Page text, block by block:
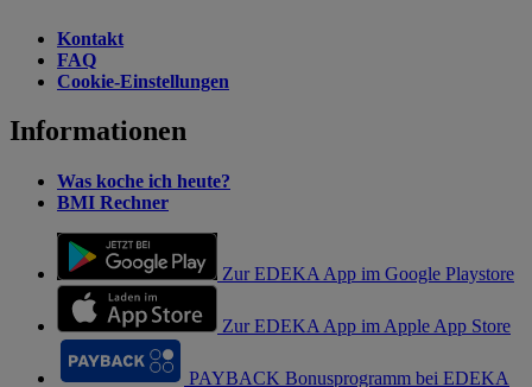
Kontakt
FAQ
Cookie-Einstellungen
Informationen
Was koche ich heute?
BMI Rechner
Zur EDEKA App im Google Playstore
Zur EDEKA App im Apple App Store
PAYBACK Bonusprogramm bei EDEKA